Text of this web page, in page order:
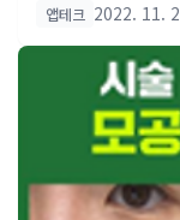
차게 달려 보시죠.
올라온 퀴즈이고, 글
2022년 블랙 프라
니다. 19%. 크린랲,
베스트 상품들로
까지 할인된 가격
는 무엇일까요? 정
두보다 맛있는..
앱테크 2022. 11.